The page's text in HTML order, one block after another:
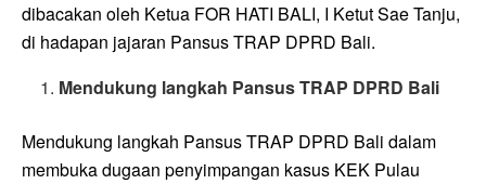
dibacakan oleh Ketua FOR HATI BALI, I Ketut Sae Tanju,
di hadapan jajaran Pansus TRAP DPRD Bali.
Mendukung langkah Pansus TRAP DPRD Bali
Mendukung langkah Pansus TRAP DPRD Bali dalam
membuka dugaan penyimpangan kasus KEK Pulau